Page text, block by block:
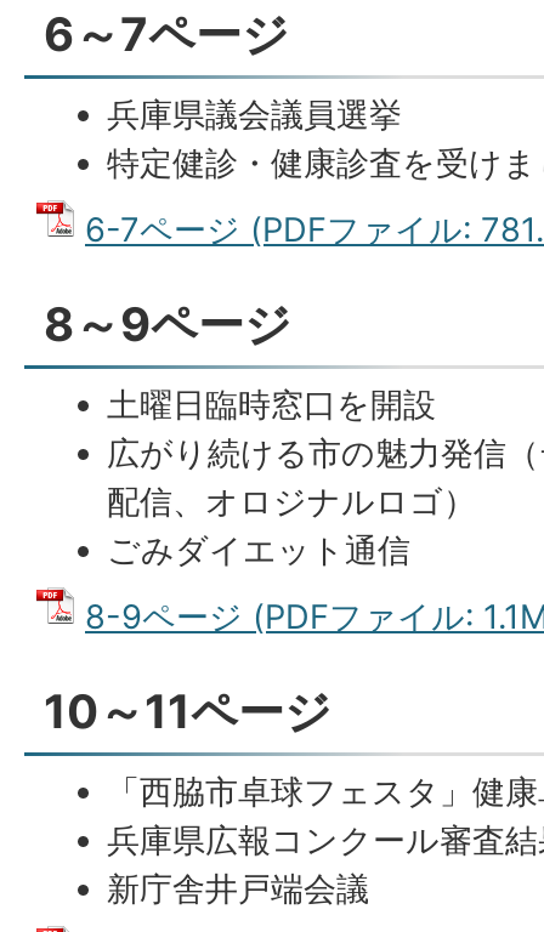
6～7ページ
兵庫県議会議員選挙
特定健診・健康診査を受け
6-7ページ (PDFファイル:
8～9ページ
土曜日臨時窓口を開設
広がり続ける市の魅力発信
配信、オロジナルロゴ）
ごみダイエット通信
8-9ページ (PDFファイル:
10～11ページ
「西脇市卓球フェスタ」健
兵庫県広報コンクール審査
新庁舎井戸端会議